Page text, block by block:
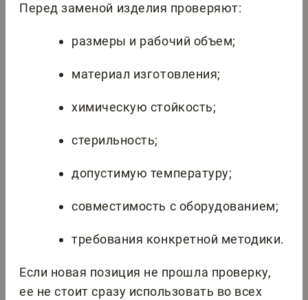
Перед заменой изделия проверяют:
размеры и рабочий объем;
материал изготовления;
химическую стойкость;
стерильность;
допустимую температуру;
совместимость с оборудованием;
требования конкретной методики.
Если новая позиция не прошла проверку,
ее не стоит сразу использовать во всех